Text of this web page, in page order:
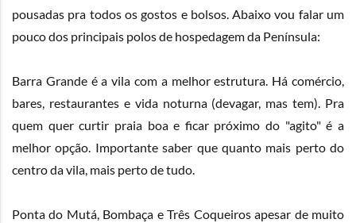
pousadas pra todos os gostos e bolsos. Abaixo vou falar um
pouco dos principais polos de hospedagem da Península:
Barra Grande é a vila com a melhor estrutura. Há comércio,
bares, restaurantes e vida noturna (devagar, mas tem). Pra
quem quer curtir praia boa e ficar próximo do "agito" é a
melhor opção. Importante saber que quanto mais perto do
centro da vila, mais perto de tudo.
Ponta do Mutá, Bombaça e Três Coqueiros apesar de muito